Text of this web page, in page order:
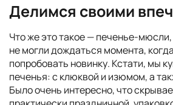
Делимся своими
Что же это такое — печенье-
не могли дождаться момента,
попробовать новинку. Кстати, мы
печенья: с клюквой и изюмом, а
Было очень интересно, что